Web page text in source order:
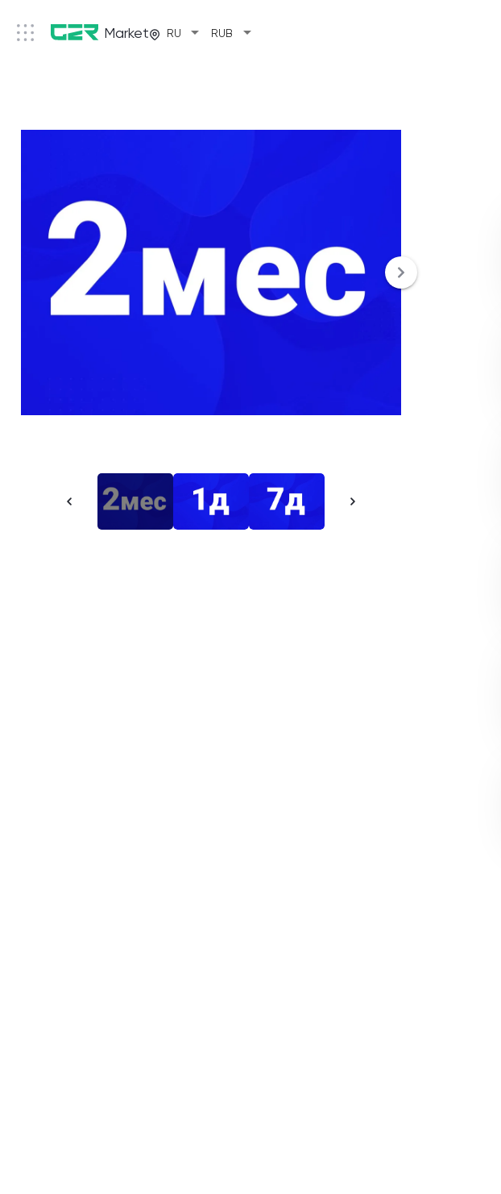
Market RU arrow_drop_down RUB arrow_drop_down